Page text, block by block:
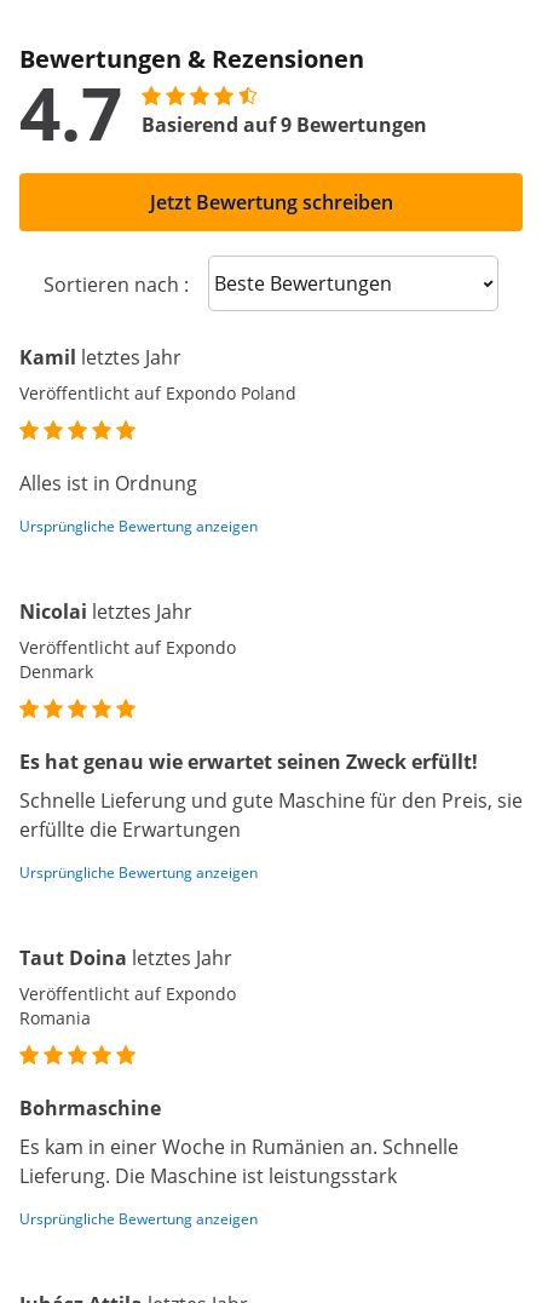
Bewertungen & Rezensionen
4.7 Basierend auf 9 Bewertungen
Jetzt Bewertung schreiben
Sortieren nach : Sort reviews
Kamil letztes Jahr
Veröffentlicht auf Expondo Poland
Alles ist in Ordnung
Ursprüngliche Bewertung anzeigen
Nicolai letztes Jahr
Veröffentlicht auf Expondo
Denmark
Es hat genau wie erwartet seinen Zweck erfüllt!
Schnelle Lieferung und gute Maschine für den Preis, sie
erfüllte die Erwartungen
Ursprüngliche Bewertung anzeigen
Taut Doina letztes Jahr
Veröffentlicht auf Expondo
Romania
Bohrmaschine
Es kam in einer Woche in Rumänien an. Schnelle
Lieferung. Die Maschine ist leistungsstark
Ursprüngliche Bewertung anzeigen